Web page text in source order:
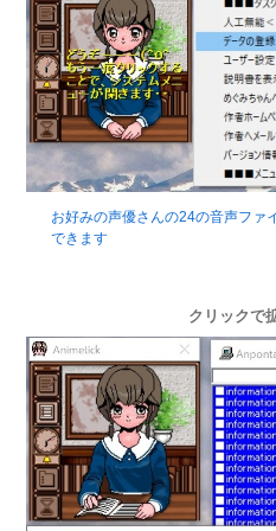
お好みの声優さんの24の音声ファ
できます
クリックで